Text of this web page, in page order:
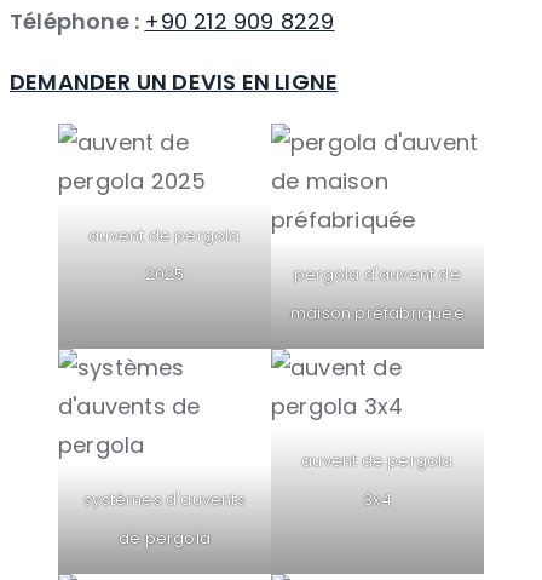
Téléphone : +90 212 909 8229
DEMANDER UN DEVIS EN LIGNE
auvent de pergola
2025
pergola d'auvent de
maison préfabriquée
systèmes d'auvents
de pergola
auvent de pergola
3x4